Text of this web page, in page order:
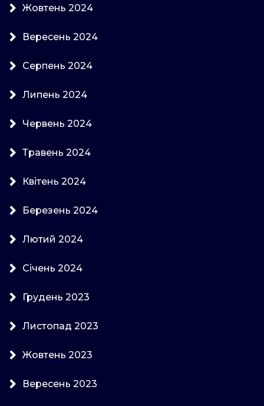
Жовтень 2024
Вересень 2024
Серпень 2024
Липень 2024
Червень 2024
Травень 2024
Квітень 2024
Березень 2024
Лютий 2024
Січень 2024
Грудень 2023
Листопад 2023
Жовтень 2023
Вересень 2023